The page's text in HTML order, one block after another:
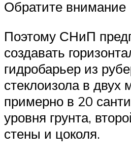
Обратите внимание
Поэтому СНиП
создавать
гидробарьер из
стеклоизола в двух
примерно в 20
уровня грунта,
стены и цоколя.